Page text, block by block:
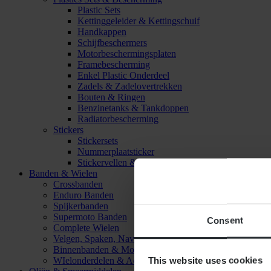
Consent
This website uses cookies
Plastic Sets
Kettinggeleider & Kettingschuif
Handkappen
Schijfbeschermers
Motorbeschermingsplaten
Framebescherming
Enkel Plastic Onderdeel
Zadels & Zadelovertrekken
Bouten & Ringen
Benzinetanks & Tankdoppen
Radiatorbescherming
Stickers
Stickersets
Nummerplaatsticker
Stickervellen & Stickers
Banden & Wielen
Crossbanden
Enduro Banden
Spijkerbanden
Supermoto Banden
Complete Wielen
Velgen, Spaken, Naven & Lagers
Binnenbanden & Mousses
WIelonderdelen & Accessoires